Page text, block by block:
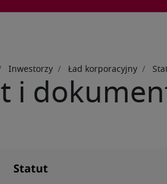
Inwestorzy Ład korporacyjny
i
Statut